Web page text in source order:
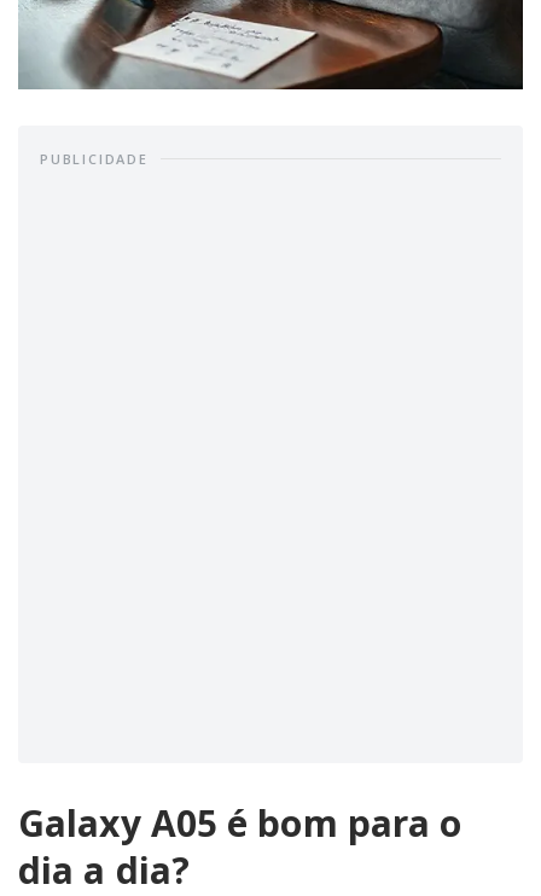
PUBLICIDADE
Galaxy A05 é bom para o
dia a dia?